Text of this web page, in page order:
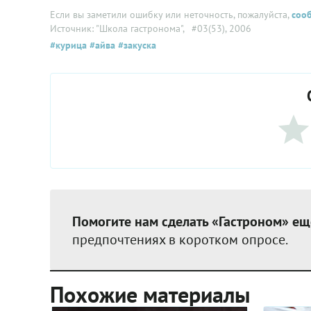
Если вы заметили ошибку или неточность, пожалуйста,
Источник: "Школа гастронома", #03(53), 2006
#курица #айва #закуска
Помогите нам сделать «Гастроном»
предпочтениях в коротком опросе.
Похожие материалы